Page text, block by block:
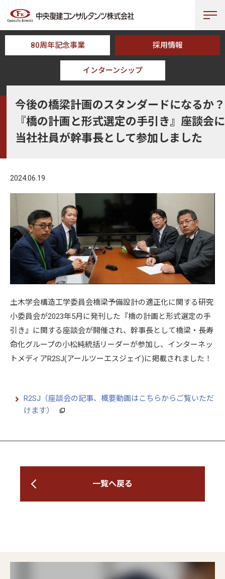
80周年記念事業 採用情報
インターンシップ
今後の橋梁計画のスタンダードになるか？『橋の計画
今後の橋梁計画のスタンダードになるか？
『橋の計画と形式選定の手引き』座談会に
当社社員が幹事長として参加しました
2024.06.19
土木学会構造工学委員会橋梁予備設計の適正化に関する研究
小委員会が2023年5月に発刊した『橋の計画と形式選定の手
引き』に関する座談会が開催され、幹事長として橋梁・長寿
命化グループの小松純統括リーダーが参加し、インターネッ
トメディアR2SJ(アールツーエスジェイ)に掲載されました！
R2SJ（座談会の記事、概要動画はこちらからご覧いただ
けます）
一覧へ戻る